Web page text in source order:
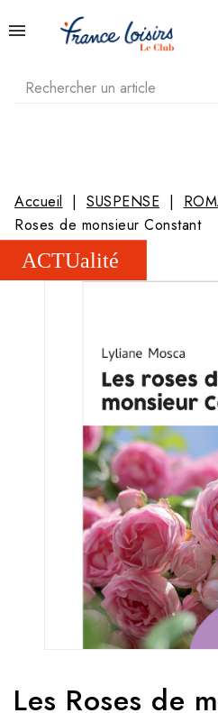
Accueil SUSPENSE
Roses de monsieur Constant
Les Roses de